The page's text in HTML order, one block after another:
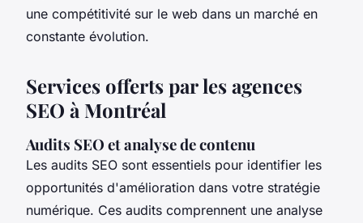
une compétitivité sur le web dans un marché en
constante évolution.
Services offerts par les agences
SEO à Montréal
Audits SEO et analyse de contenu
Les audits SEO sont essentiels pour identifier les
opportunités d'amélioration dans votre stratégie
numérique. Ces audits comprennent une analyse